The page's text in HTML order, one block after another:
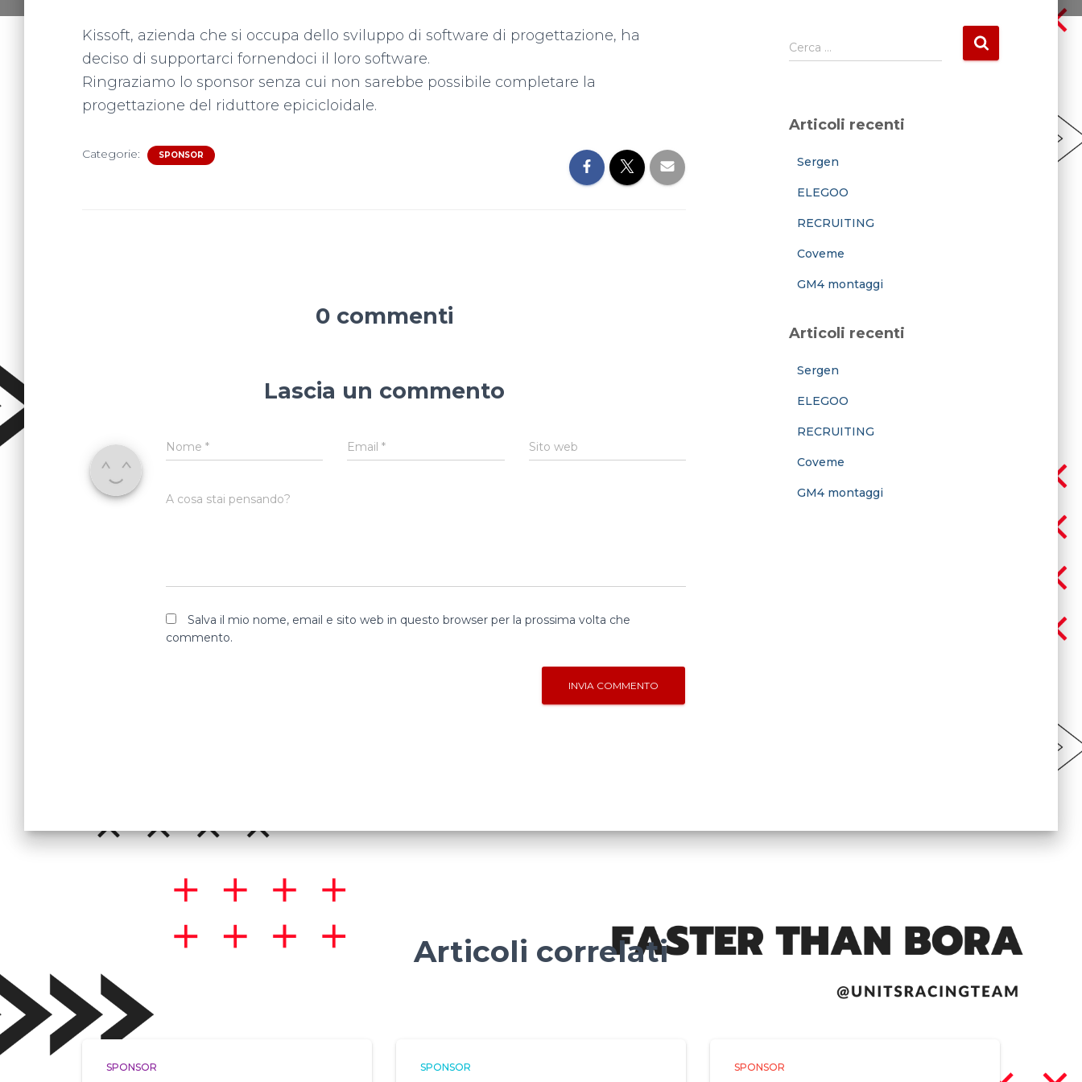
Kissoft, azienda che si occupa dello sviluppo di software di progettazione, ha
deciso di supportarci fornendoci il loro software.
Ringraziamo lo sponsor senza cui non sarebbe possibile completare la
progettazione del riduttore epicicloidale.
Categorie: SPONSOR
0 commenti
Lascia un commento
Nome * Email* Sito web
A cosa stai pensando?
Salva il mio nome, email e sito web in questo browser per la prossima volta che
commento.
R
i
c
Cerca …
Articoli recenti
Sergen
ELEGOO
RECRUITING
Coveme
GM4 montaggi
Articoli recenti
Sergen
ELEGOO
RECRUITING
Coveme
GM4 montaggi
Articoli correlati
SPONSOR SPONSOR SPONSOR